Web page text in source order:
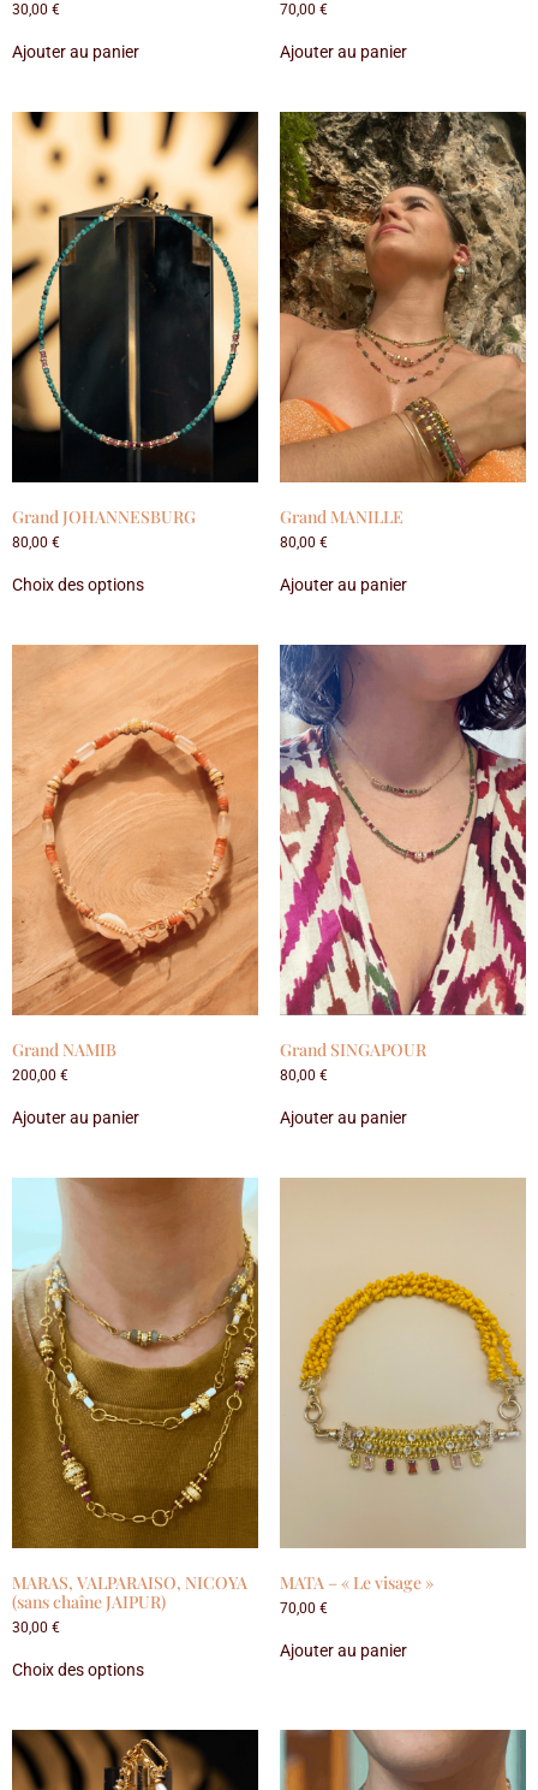
30,00 €
Ajouter au panier
70,00 €
Ajouter au panier
Grand JOHANNESBURG
80,00 €
Choix des options
Grand MANILLE
80,00 €
Ajouter au panier
Grand NAMIB
200,00 €
Ajouter au panier
Grand SINGAPOUR
80,00 €
Ajouter au panier
MARAS, VALPARAISO, NICOYA
(sans chaîne JAIPUR)
30,00 €
Choix des options
MATA – « Le visage »
70,00 €
Ajouter au panier